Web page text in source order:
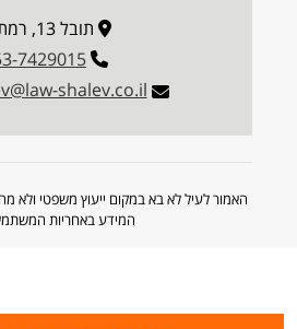
תובל 13, רמת גן
7429015
shalev.co.il
האמור לעיל לא בא במקום ייעוץ משפטי ולא
המידע באחריות